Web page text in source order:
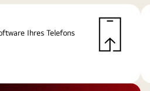
Ihres Telefons